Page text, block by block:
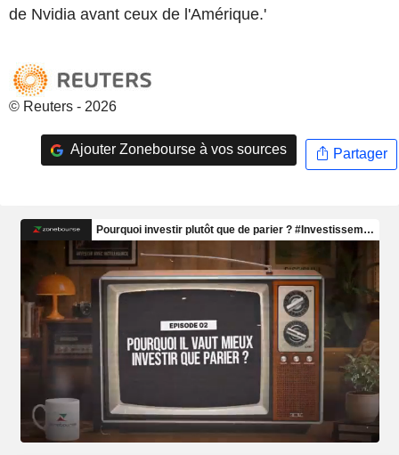
de Nvidia avant ceux de l'Amérique.'
© Reuters - 2026
Ajouter Zonebourse à vos sources Partager